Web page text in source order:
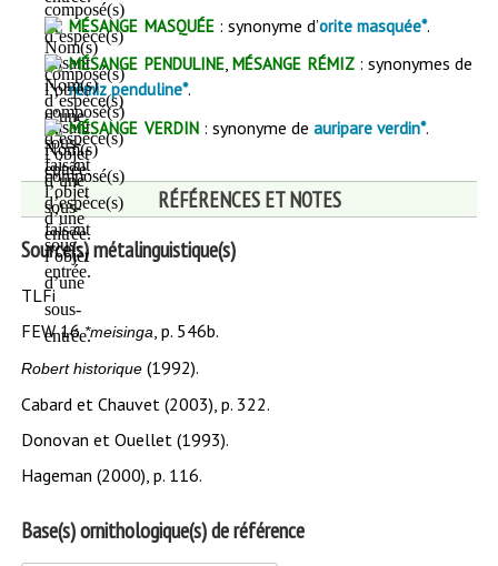
mésange masquée : synonyme d’orite masquée*.
mésange penduline,mésange rémiz : synonymes de
rémiz penduline*.
mésange verdin : synonyme deauripare verdin*.
RÉFÉRENCES ET NOTES
Source(s) métalinguistique(s)
TLFi
FEW 16*meisinga, p. 546b.
Robert historique (1992).
Cabard et Chauvet (2003), p. 322.
Donovan et Ouellet (1993).
Hageman (2000), p. 116.
Base(s) ornithologique(s) de référence